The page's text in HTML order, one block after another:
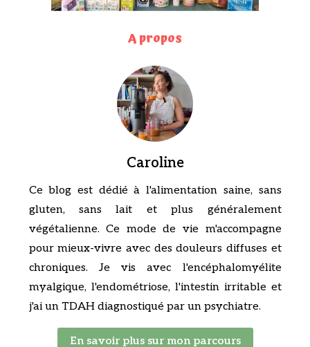
A propos
Caroline
Ce blog est dédié à l'alimentation saine, sans
gluten, sans lait et plus généralement
végétalienne. Ce mode de vie m'accompagne
pour mieux-vivre avec des douleurs diffuses et
chroniques. Je vis avec l'encéphalomyélite
myalgique, l'endométriose, l'intestin irritable et
j'ai un TDAH diagnostiqué par un psychiatre.
En savoir plus sur mon parcours